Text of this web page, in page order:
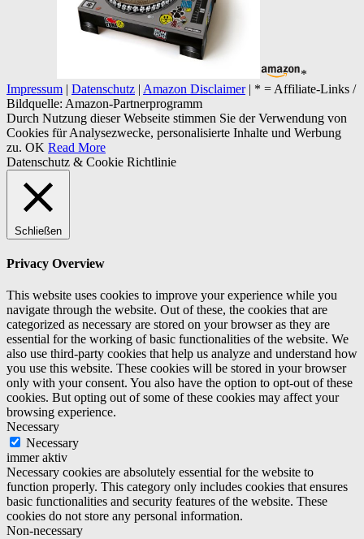
*
Impressum | Datenschutz | Amazon Disclaimer| * = Affiliate-Links /
Bildquelle: Amazon-Partnerprogramm
Durch Nutzung dieser Webseite stimmen Sie der Verwendung von
Cookies für Analysezwecke, personalisierte Inhalte und Werbung
zu. OK Read More
Datenschutz & Cookie Richtlinie
Schließen
Privacy Overview
This website uses cookies to improve your experience while you
navigate through the website. Out of these, the cookies that are
categorized as necessary are stored on your browser as they are
essential for the working of basic functionalities of the website. We
also use third-party cookies that help us analyze and understand how
you use this website. These cookies will be stored in your browser
only with your consent. You also have the option to opt-out of these
cookies. But opting out of some of these cookies may affect your
browsing experience.
Necessary
Necessary
immer aktiv
Necessary cookies are absolutely essential for the website to
function properly. This category only includes cookies that ensures
basic functionalities and security features of the website. These
cookies do not store any personal information.
Non-necessary